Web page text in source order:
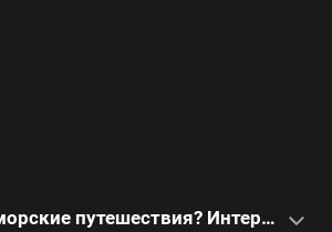
Сколько стоят морские путешествия? Интервью с главой круизного центра